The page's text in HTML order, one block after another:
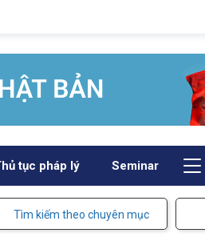
tục pháp lý Seminar
Tìm kiếm theo chuyên mục